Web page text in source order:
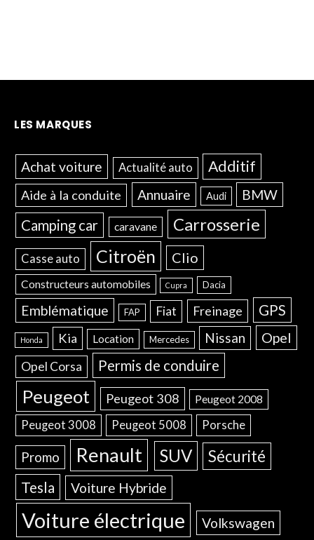
LES MARQUES
Achat voiture Actualité auto Additif
Aide à la conduite Annuaire Audi BMW
Camping car caravane Carrosserie
Casse auto Citroën Clio
Constructeurs automobiles Cupra Dacia
Emblématique FAP Fiat Freinage GPS
Honda Kia Location Mercedes Nissan Opel
Opel Corsa Permis de conduire
Peugeot Peugeot 308 Peugeot 2008
Peugeot 3008 Peugeot 5008 Porsche
Promo Renault SUV Sécurité
Tesla Voiture Hybride
Voiture électrique Volkswagen